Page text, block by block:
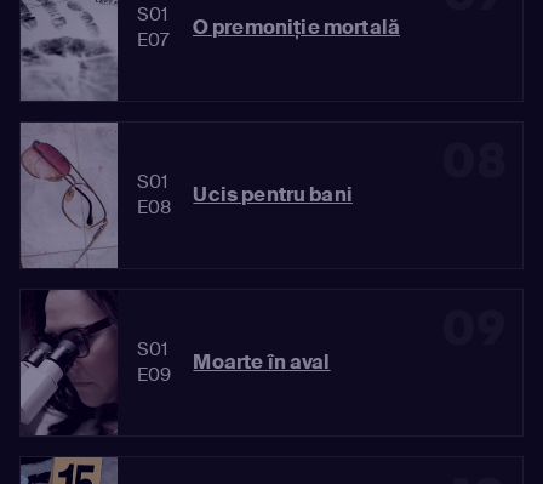
S01
E07
O premoniție mortală
S01
E08
Ucis pentru bani
S01
E09
Moarte în aval